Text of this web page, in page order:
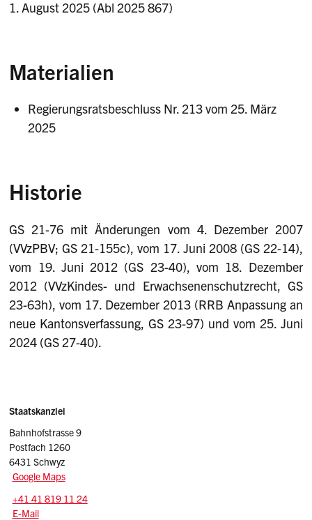
1. August 2025 (Abl 2025 867)
Materialien
Regierungsratsbeschluss Nr. 213 vom 25. März
2025
Historie
GS 21-76 mit Änderungen vom 4. Dezember 2007
(VVzPBV; GS 21-155c), vom 17. Juni 2008 (GS 22-14),
vom 19. Juni 2012 (GS 23-40), vom 18. Dezember
2012 (VVzKindes- und Erwachsenenschutzrecht, GS
23-63h), vom 17. Dezember 2013 (RRB Anpassung an
neue Kantonsverfassung, GS 23-97) und vom 25. Juni
2024 (GS 27-40).
Sidebar
Adresse
Staatskanzlei
Bahnhofstrasse 9
Postfach 1260
6431 Schwyz
Google Maps
Tel.:
+41 41 819 11 24
E-Mail: srsz
E-Mail